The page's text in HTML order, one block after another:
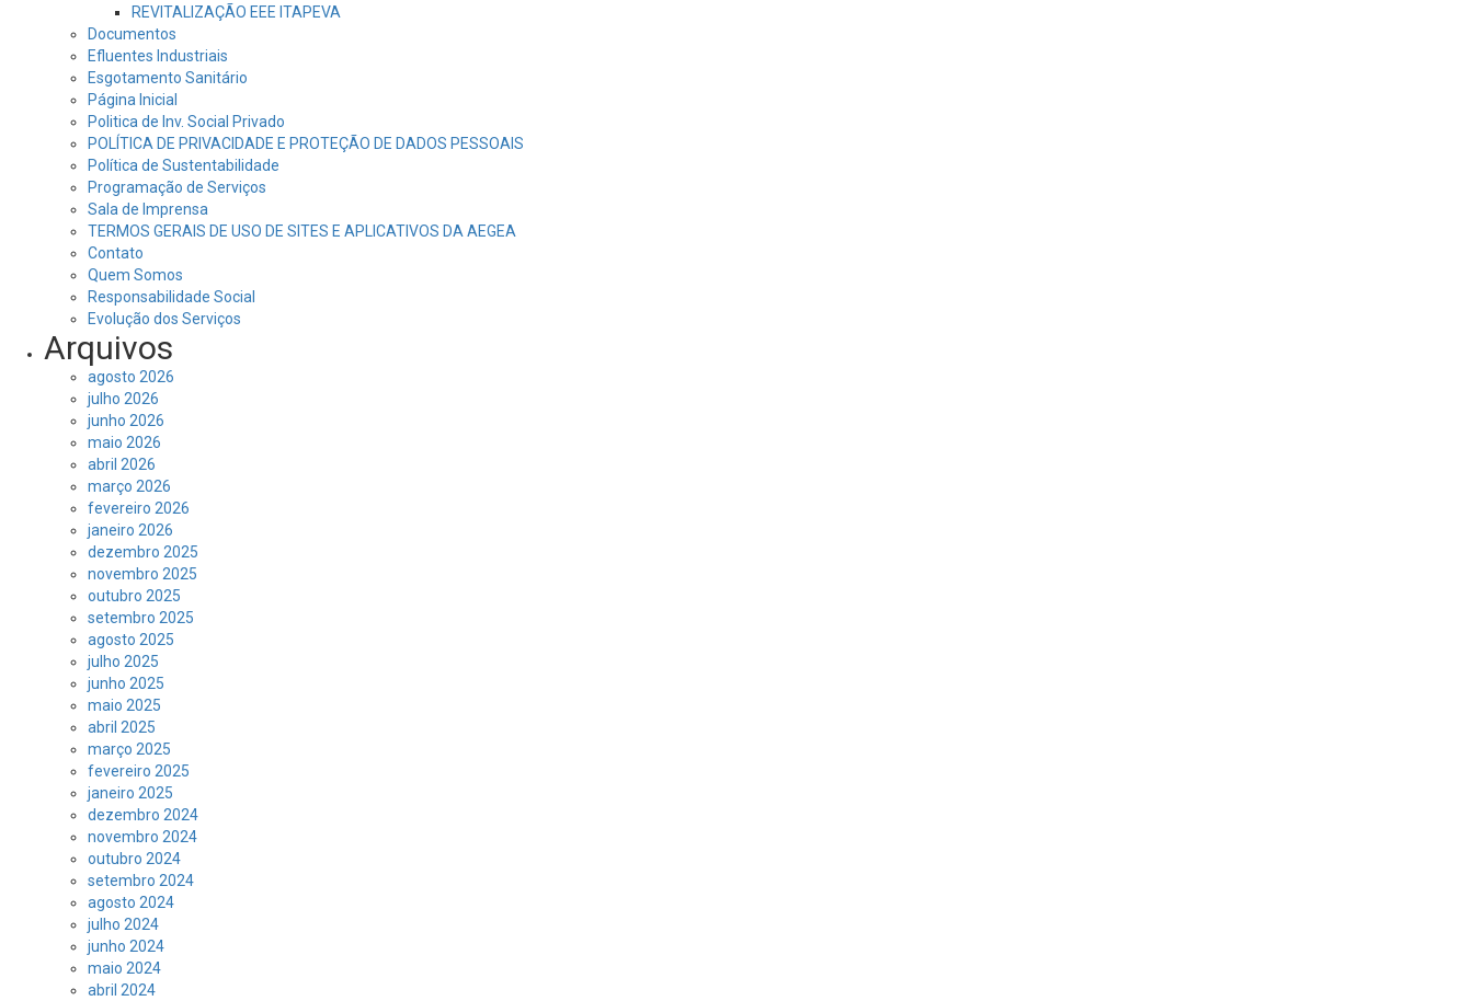
REVITALIZAÇÃO EEE ITAPEVA
Documentos
Efluentes Industriais
Esgotamento Sanitário
Página Inicial
Politica de Inv. Social Privado
POLÍTICA DE PRIVACIDADE E PROTEÇÃO DE DADOS PESSOAIS
Política de Sustentabilidade
Programação de Serviços
Sala de Imprensa
TERMOS GERAIS DE USO DE SITES E APLICATIVOS DA AEGEA
Contato
Quem Somos
Responsabilidade Social
Evolução dos Serviços
Arquivos
agosto 2026
julho 2026
junho 2026
maio 2026
abril 2026
março 2026
fevereiro 2026
janeiro 2026
dezembro 2025
novembro 2025
outubro 2025
setembro 2025
agosto 2025
julho 2025
junho 2025
maio 2025
abril 2025
março 2025
fevereiro 2025
janeiro 2025
dezembro 2024
novembro 2024
outubro 2024
setembro 2024
agosto 2024
julho 2024
junho 2024
maio 2024
abril 2024